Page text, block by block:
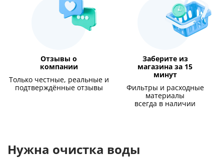
Отзывы о
компании
Только честные, реальные и
подтверждённые отзывы
Заберите из
магазина за 15
минут
Фильтры и расходные
материалы
всегда в наличии
Нужна очистка воды